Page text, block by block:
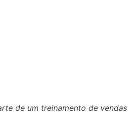
de um treinamento de vendas